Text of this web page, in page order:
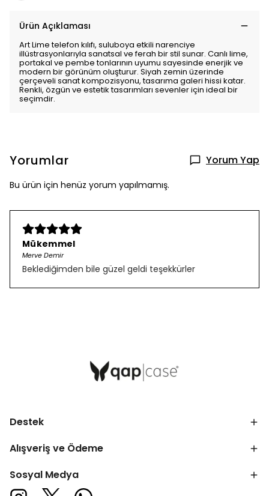
Ürün Açıklaması
Art Lime telefon kılıfı, suluboya etkili narenciye
illüstrasyonlarıyla sanatsal ve ferah bir stil sunar. Canlı lime,
portakal ve pembe tonlarının uyumu sayesinde enerjik ve
modern bir görünüm oluşturur. Siyah zemin üzerinde
çerçeveli sanat kompozisyonu, tasarıma galeri hissi katar.
Renkli, özgün ve estetik tasarımları sevenler için ideal bir
seçimdir.
Yorumlar Yorum Yap
Bu ürün için henüz yorum yapılmamış.
Mükemmel
Merve Demir
Beklediğimden bile güzel geldi teşekkürler
Destek
Alışveriş ve Ödeme
Sosyal Medya